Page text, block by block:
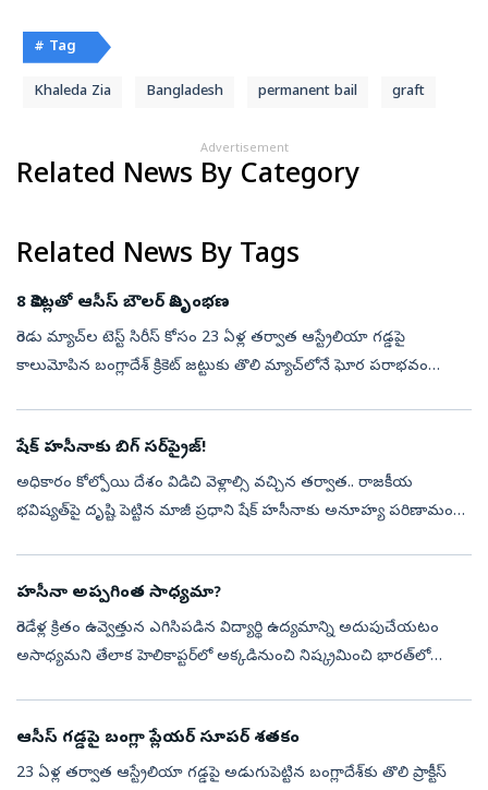
# Tag
Khaleda Zia Bangladesh permanent bail graft
Advertisement
Related News By Category
Related News By Tags
8 వికెట్లతో ఆసీస్‌ బౌలర్‌ విజృంభణ
రెండు మ్యాచ్‌ల టెస్ట్‌ సిరీస్‌ కోసం 23 ఏళ్ల తర్వాత ఆస్ట్రేలియా గడ్డపై
కాలుమోపిన బంగ్లాదేశ్‌ క్రికెట్‌ జట్టుకు తొలి మ్యాచ్‌లోనే ఘోర పరాభవం
షేక్‌ హసీనాకు బిగ్‌ సర్‌ప్రైజ్‌!
అధికారం కోల్పోయి దేశం విడిచి వెళ్లాల్సి వచ్చిన తర్వాత.. రాజకీయ
భవిష్యత్‌పై దృష్టి పెట్టిన మాజీ ప్రధాని షేక్‌ హసీనాకు అనూహ్య పరిణామం
హసీనా అప్పగింత సాధ్యమా?
రెండేళ్ల క్రితం ఉవ్వెత్తున ఎగిసిపడిన విద్యార్థి ఉద్యమాన్ని అదుపుచేయటం
అసాధ్యమని తేలాక హెలికాప్టర్‌లో అక్కడినుంచి నిష్క్రమించి భారత్‌లో
ఆసీస్‌ గడ్డపై బంగ్లా ప్లేయర్‌ సూపర్‌ శతకం
23 ఏళ్ల తర్వాత ఆస్ట్రేలియా గడ్డపై అడుగుపెట్టిన బంగ్లాదేశ్‌కు తొలి ప్రాక్టీస్‌